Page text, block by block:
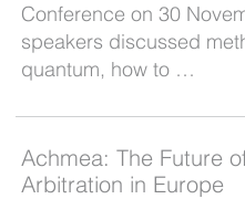
Conference on 30
speakers discussed
quantum, how to …
Achmea: The Future
Arbitration in Europe